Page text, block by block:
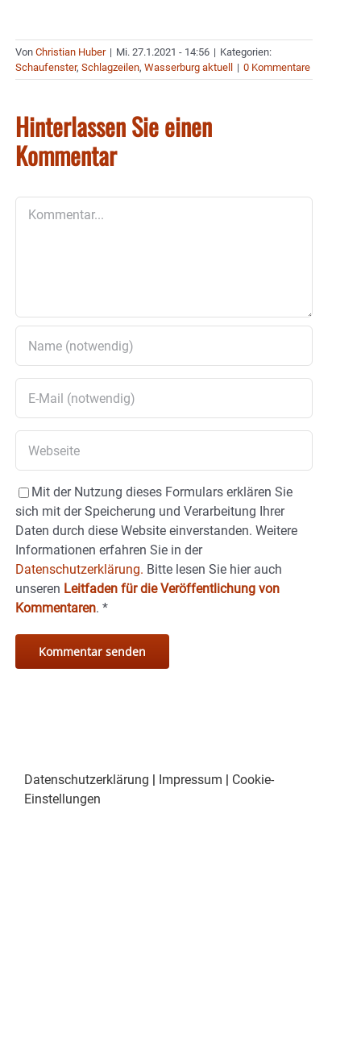
Von Christian Huber | Mi. 27.1.2021 - 14:56 | Kategorien:
Schaufenster, Schlagzeilen, Wasserburg aktuell | 0 Kommentare
Hinterlassen Sie einen
Kommentar
Mit der Nutzung dieses Formulars erklären Sie
sich mit der Speicherung und Verarbeitung Ihrer
Daten durch diese Website einverstanden. Weitere
Informationen erfahren Sie in der
Datenschutzerklärung. Bitte lesen Sie hier auch
unseren Leitfaden für die Veröffentlichung von
Kommentaren. *
Datenschutzerklärung Impressum
Cookie-
Einstellungen